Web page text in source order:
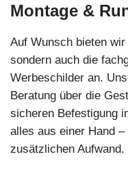
Montage &
Auf Wunsch bieten
sondern auch die
Werbeschilder an.
Beratung über die
sicheren Befestigung
alles aus einer Hand
zusätzlichen Aufwand.